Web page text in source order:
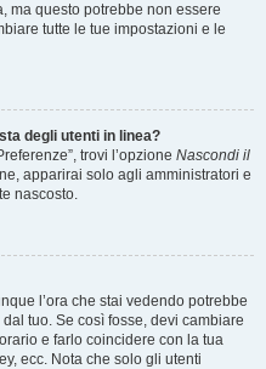
ma questo potrebbe non essere
tutte le tue impostazioni e le
degli utenti in linea?
trovi l’opzione Nascondi il
apparirai solo agli amministratori e
nascosto.
l’ora che stai vedendo potrebbe
tuo. Se così fosse, devi cambiare
e farlo coincidere con la tua
ecc. Nota che solo gli utenti